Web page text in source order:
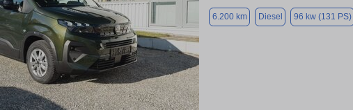
6.200 km Diesel 96 kw (131 PS)